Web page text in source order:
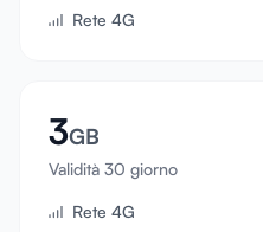
AccediRete 4G
3GB
Validità 30 giorno
Rete 4G